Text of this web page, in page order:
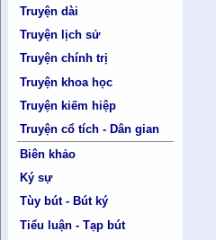
Truyện dài
Truyện lịch sử
Truyện chính trị
Truyện khoa học
Truyện kiếm hiệp
Truyện cổ tích - Dân gian
Biên khảo
Ký sự
Tùy bút - Bút ký
Tiểu luận - Tạp bút